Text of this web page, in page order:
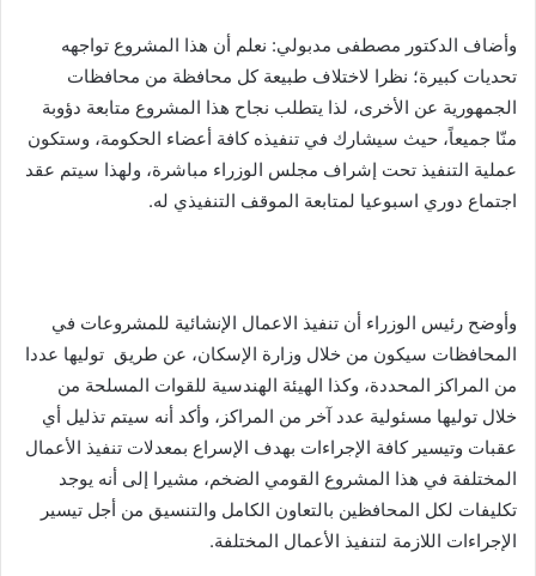
وأضاف الدكتور مصطفى مدبولي: نعلم أن هذا المشروع تواجهه
تحديات كبيرة؛ نظرا لاختلاف طبيعة كل محافظة من محافظات
الجمهورية عن الأخرى، لذا يتطلب نجاح هذا المشروع متابعة دؤوبة
منّا جميعاً، حيث سيشارك في تنفيذه كافة أعضاء الحكومة، وستكون
عملية التنفيذ تحت إشراف مجلس الوزراء مباشرة، ولهذا سيتم عقد
اجتماع دوري اسبوعيا لمتابعة الموقف التنفيذي له.
وأوضح رئيس الوزراء أن تنفيذ الاعمال الإنشائية للمشروعات في
المحافظات سيكون من خلال وزارة الإسكان، عن طريق توليها عددا
من المراكز المحددة، وكذا الهيئة الهندسية للقوات المسلحة من
خلال توليها مسئولية عدد آخر من المراكز، وأكد أنه سيتم تذليل أي
عقبات وتيسير كافة الإجراءات بهدف الإسراع بمعدلات تنفيذ الأعمال
المختلفة في هذا المشروع القومي الضخم، مشيرا إلى أنه يوجد
تكليفات لكل المحافظين بالتعاون الكامل والتنسيق من أجل تيسير
الإجراءات اللازمة لتنفيذ الأعمال المختلفة.